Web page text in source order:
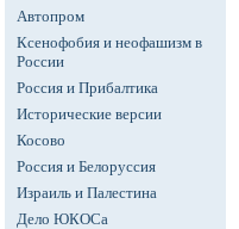
Автопром
Ксенофобия и неофашизм в
России
Россия и Прибалтика
Исторические версии
Косово
Россия и Белоруссия
Израиль и Палестина
Дело ЮКОСа